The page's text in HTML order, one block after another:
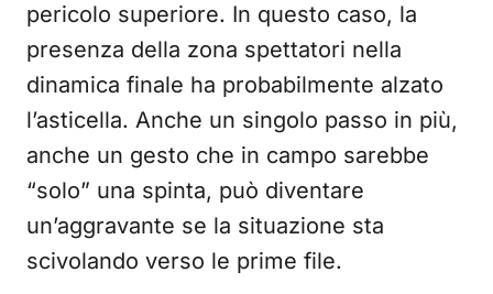
pericolo superiore. In questo caso, la
presenza della zona spettatori nella
dinamica finale ha probabilmente alzato
l’asticella. Anche un singolo passo in più,
anche un gesto che in campo sarebbe
“solo” una spinta, può diventare
un’aggravante se la situazione sta
scivolando verso le prime file.